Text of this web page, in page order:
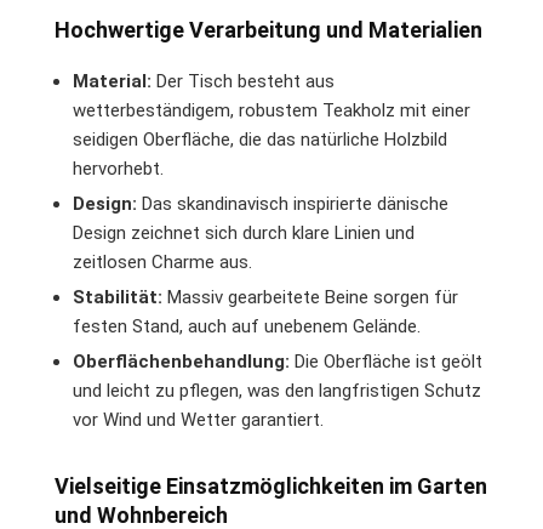
Hochwertige Verarbeitung und Materialien
Material: Der Tisch besteht aus
wetterbeständigem, robustem Teakholz mit einer
seidigen Oberfläche, die das natürliche Holzbild
hervorhebt.
Design: Das skandinavisch inspirierte dänische
Design zeichnet sich durch klare Linien und
zeitlosen Charme aus.
Stabilität: Massiv gearbeitete Beine sorgen für
festen Stand, auch auf unebenem Gelände.
Oberflächenbehandlung: Die Oberfläche ist geölt
und leicht zu pflegen, was den langfristigen Schutz
vor Wind und Wetter garantiert.
Vielseitige Einsatzmöglichkeiten im Garten
und Wohnbereich